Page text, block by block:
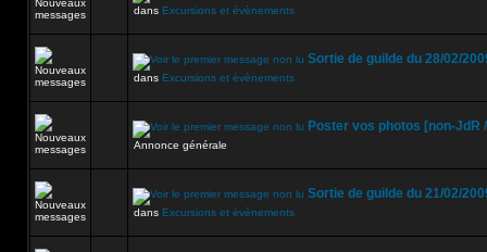
dans Excursions et évènements
Sortie de guilde du 28/02/
dans Excursions et évènements
Poster vos photos [non-JdR
Annonce générale
Sortie de guilde du 21/02/
dans Excursions et évènements